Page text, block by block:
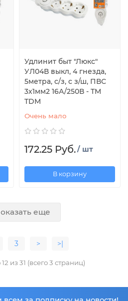
Удлинит быт "Люкс"
УЛ04В выкл, 4 гнезда,
5метра, с/з, с з/ш, ПВС
3х1мм2 16А/250В - TM
TDM
Очень мало
172.25 Руб./ шт
В корзину
еще
3 > >|
из 31 (всего 3 страниц)